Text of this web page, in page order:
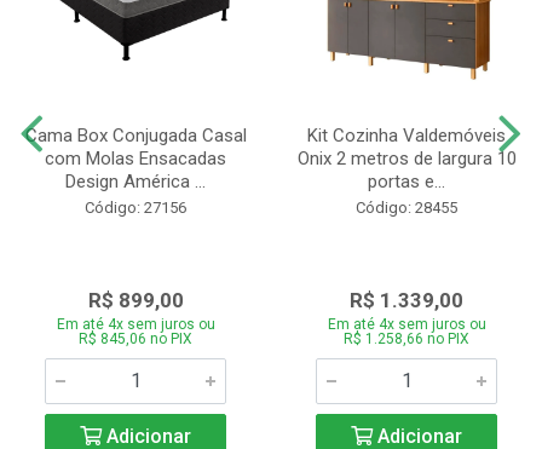
Cama Box Conjugada Casal
com Molas Ensacadas
Design América ...
Código: 27156
R$ 899,00
Em até 4x sem juros ou
R$ 845,06 no PIX
Adicionar
Kit Cozinha Valdemóveis
Onix 2 metros de largura 10
portas e...
Código: 28455
R$ 1.339,00
Em até 4x sem juros ou
R$ 1.258,66 no PIX
Adicionar